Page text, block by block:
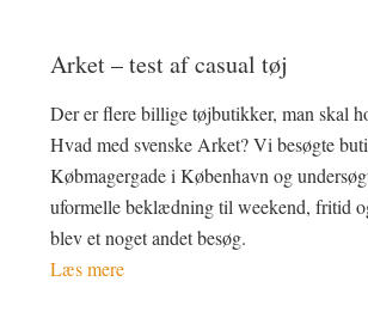
Arket – test af casual tøj
Der er flere billige tøjbutikker, man skal
Hvad med svenske Arket? Vi besøgte
Købmagergade i København og
uformelle beklædning til weekend, fritid
blev et noget andet besøg.
Læs mere